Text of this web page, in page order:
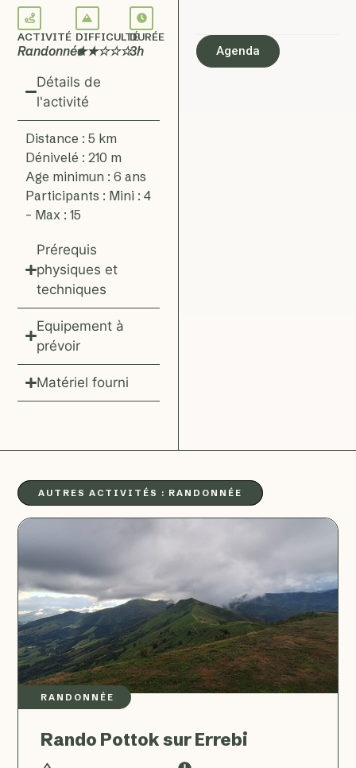
ACTIVITÉ
Randonnée
DIFFICULTÉ
★★☆☆☆
DURÉE
3h
Détails de
l'activité
Distance : 5 km
Dénivelé : 210 m
Age minimun : 6 ans
Participants : Mini : 4
– Max : 15
Prérequis
physiques et
techniques
Equipement à
prévoir
Matériel fourni
Agenda
AUTRES ACTIVITÉS : RANDONNÉE
RANDONNÉE
Rando Pottok sur Errebi